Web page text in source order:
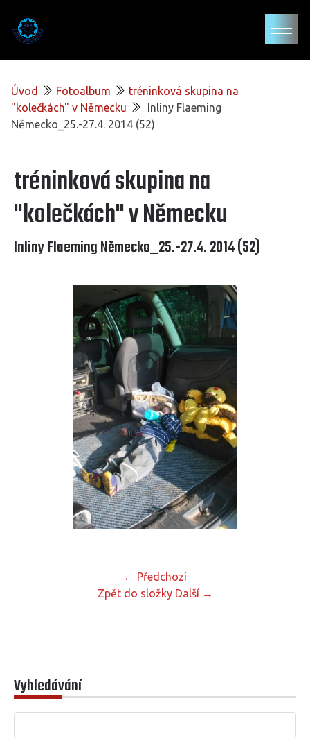
Úvod Fotoalbum
tréninková skupina na
"kolečkách" v Německu
Inliny Flaeming
Německo_25.-27.4. 2014 (52)
tréninková skupina na
"kolečkách" v Německu
Inliny Flaeming Německo_25.-27.4. 2014 (52)
← Předchozí
Zpět do složky Další →
Vyhledávání